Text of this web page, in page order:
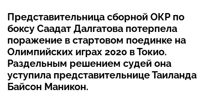
Представительница сборной ОКР по
боксу Саадат Далгатова потерпела
поражение в стартовом поединке на
Олимпийских играх 2020 в Токио.
Раздельным решением судей она
уступила представительнице Таиланда
Байсон Маникон.